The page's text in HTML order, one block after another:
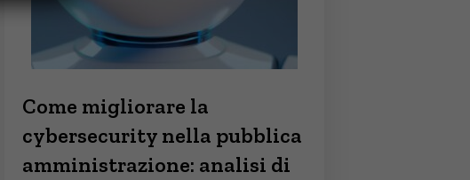
Come migliorare la
cybersecurity nella pubblica
amministrazione: analisi di